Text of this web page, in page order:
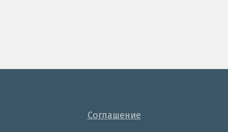
Соглашение